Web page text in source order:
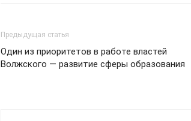
Предыдущая статья
Один из приоритетов в работе властей
Волжского — развитие сферы образования